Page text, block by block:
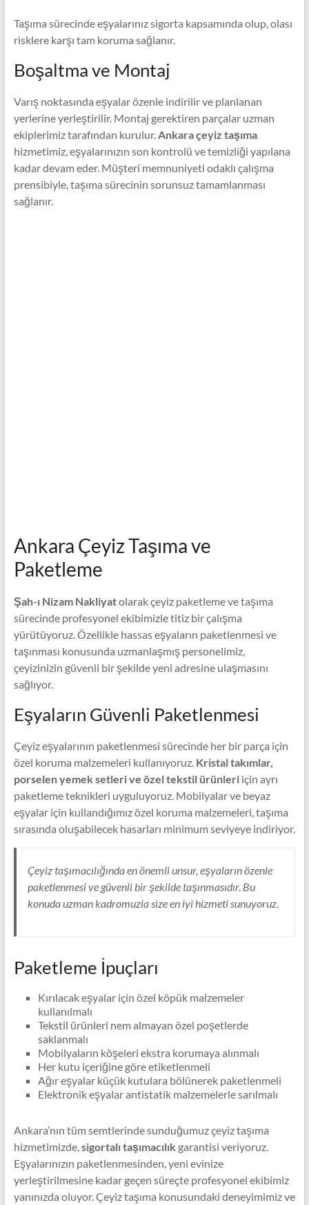
Taşıma sürecinde eşyalarınız sigorta kapsamında olup, olası
risklere karşı tam koruma sağlanır.
Boşaltma ve Montaj
Varış noktasında eşyalar özenle indirilir ve planlanan
yerlerine yerleştirilir. Montaj gerektiren parçalar uzman
ekiplerimiz tarafından kurulur.Ankara çeyiz taşıma
hizmetimiz, eşyalarınızın son kontrolü ve temizliği yapılana
kadar devam eder. Müşteri memnuniyeti odaklı çalışma
prensibiyle, taşıma sürecinin sorunsuz tamamlanması
sağlanır.
Ankara Çeyiz Taşıma ve
Paketleme
Şah-ı Nizam Nakliyatolarak çeyiz paketleme ve taşıma
sürecinde profesyonel ekibimizle titiz bir çalışma
yürütüyoruz. Özellikle hassas eşyaların paketlenmesi ve
taşınması konusunda uzmanlaşmış personelimiz,
çeyizinizin güvenli bir şekilde yeni adresine ulaşmasını
sağlıyor.
Eşyaların Güvenli Paketlenmesi
Çeyiz eşyalarının paketlenmesi sürecinde her bir parça için
özel koruma malzemeleri kullanıyoruz. Kristal takımlar,
porselen yemek setleri ve özel tekstil ürünleriiçin ayrı
paketleme teknikleri uyguluyoruz. Mobilyalar ve beyaz
eşyalar için kullandığımız özel koruma malzemeleri, taşıma
sırasında oluşabilecek hasarları minimum seviyeye indiriyor.
Çeyiz taşımacılığında en önemli unsur, eşyaların özenle
paketlenmesi ve güvenli bir şekilde taşınmasıdır. Bu
konuda uzman kadromuzla size en iyi hizmeti sunuyoruz.
Paketleme İpuçları
Kırılacak eşyalar için özel köpük malzemeler
kullanılmalı
Tekstil ürünleri nem almayan özel poşetlerde
saklanmalı
Mobilyaların köşeleri ekstra korumaya alınmalı
Her kutu içeriğine göre etiketlenmeli
Ağır eşyalar küçük kutulara bölünerek paketlenmeli
Elektronik eşyalar antistatik malzemelerle sarılmalı
Ankara’nın tüm semtlerinde sunduğumuz çeyiz taşıma
hizmetimizde,sigortalı taşımacılık garantisi veriyoruz.
Eşyalarınızın paketlenmesinden, yeni evinize
yerleştirilmesine kadar geçen süreçte profesyonel ekibimiz
yanınızda oluyor. Çeyiz taşıma konusundaki deneyimimiz ve